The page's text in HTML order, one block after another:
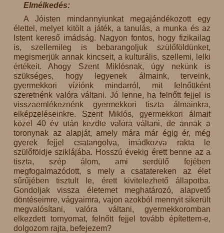
Elmélkedés:
A Jóisten mindannyiunkat megajándékozott egy
élettel, melyet kitölt a játék, a tanulás, a munka és az
Istent kereső imádság. Nagyon fontos, hogy fizikailag
is, szellemileg is bebarangoljuk szülőföldünket,
megismerjük annak kincseit, a kulturális, szellemi, lelki
értékeit. Ahogy Szent Miklósnak, úgy nekünk is
szükséges, hogy legyenek álmaink, terveink,
gyermekkori víziónk mindarról, mit felnőttként
szeretnénk valóra váltani. Jó lenne, ha felnőtt fejjel is
visszaemlékeznénk gyermekkori tiszta álmainkra,
elképzeléseinkre. Szent Miklós, gyermekkori álmait
közel 40 év után kezdte valóra váltani, de annak a
toronynak az alapját, amely mára már égig ér, még
gyerek fejjel csatangolva, imádkozva rakta le
szülőföldje sziklájába. Hosszú évekig érett benne az a
tiszta, szép álom, ami serdülő fejében
megfogalmazódott, s mely a csatatereken az élet
sűrűjében tisztult le, érett kivitelezhető állapotba.
Gondoljak vissza életemet meghatározó, alapvető
döntéseimre, vágyaimra, vajon azokból mennyit sikerült
megvalósítani, valóra váltani, gyermekkoromban
elkezdett tornyomat, felnőtt fejjel tovább építettem-e,
dolgozom rajta, befejezem?